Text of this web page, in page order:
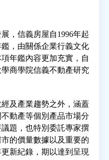
聞
廣
析
勵
年鑑
，信義房屋自1996年起
，由關係企業行義文化
年鑑內容更加充實，自
商學院信義不動產研究
及產業趨勢之外，涵蓋
動產等個別產品市場分
題，也特別委託專家撰
的價量數據以及重要的
新紀錄，期以達到呈現